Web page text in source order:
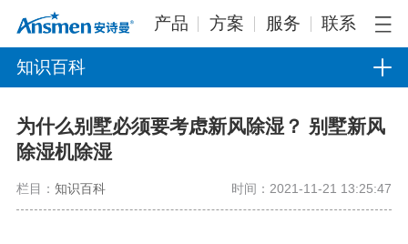
产品 方案 服务 联系
知识百科
为什么别墅必须要考虑新风除湿？ 别墅新风
除湿机除湿
栏目： 知识百科 时间：2021-11-21 13:25:47